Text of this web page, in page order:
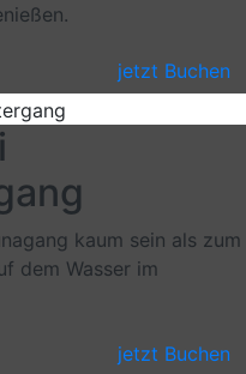
jetzt Buchen
kaum sein als zum
dem Wasser im
jetzt Buchen